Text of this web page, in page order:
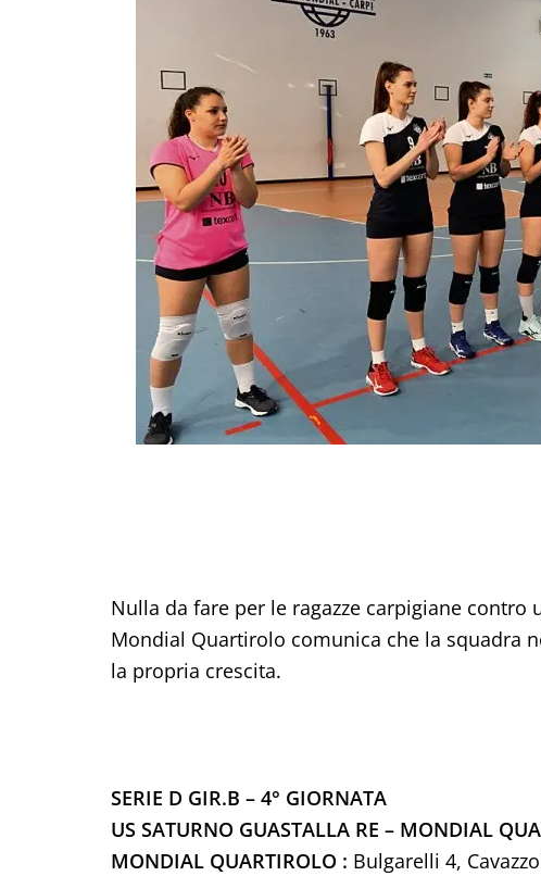
Nulla da fare per le ragazze carpigiane
Mondial Quartirolo comunica che la squadra
la propria crescita.
SERIE D GIR.B – 4° GIORNATA
US SATURNO GUASTALLA RE – MONDIAL
MONDIAL QUARTIROLO : Bulgarelli 4,